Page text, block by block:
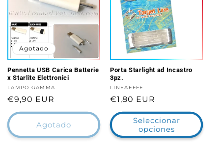
Agotado
Pennetta USB Carica Batterie
x Starlite Elettronici
Proveedor:
LAMPO GAMMA
Precio
habitual
€9,90 EUR
Agotado
Porta Starlight ad Incastro
3pz.
Proveedor:
LINEAEFFE
Precio
habitual
€1,80 EUR
Seleccionar
opciones